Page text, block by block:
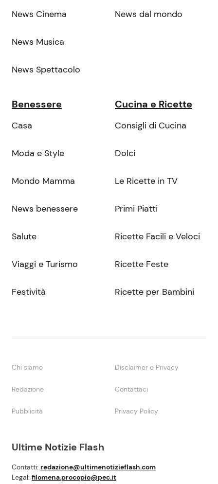
Ultime Notizie Flash
Contatti: redazione@ultimenotizieflash.com
Legal: filomena.procopio@pec.it
News Cinema
News Musica
News Spettacolo
News dal mondo
Benessere
Casa
Moda e Style
Mondo Mamma
News benessere
Salute
Viaggi e Turismo
Festività
Cucina e Ricette
Consigli di Cucina
Dolci
Le Ricette in TV
Primi Piatti
Ricette Facili e Veloci
Ricette Feste
Ricette per Bambini
Chi siamo Disclaimer e Privacy
Redazione Contattaci
Pubblicità Privacy Policy